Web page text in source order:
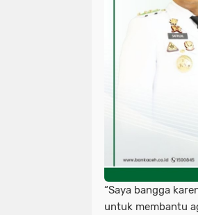
“Saya bangga
untuk membantu